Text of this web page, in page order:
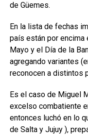
de Güemes.
En la lista de fechas
país están por encima
Mayo y el Día de la
agregando variantes
reconocen a distintos
Es el caso de Miguel
excelso combatiente
entonces luchó en lo
de Salta y Jujuy ),